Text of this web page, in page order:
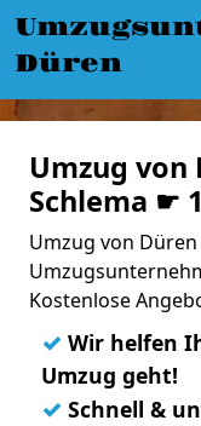
Düren
Umzug von
Schlema ☛
Umzug von Düren
Kostenlose
✓ Wir helfen
Umzug geht!
✓ Schnell &